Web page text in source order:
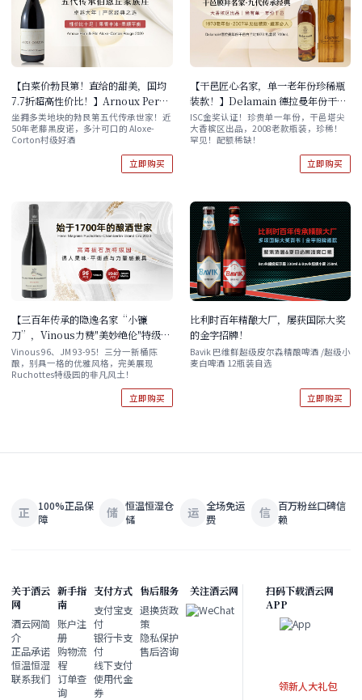
【白菜价勃艮第！直给的甜美，国均
7.7折超高性价比！】Arnoux Pere
& Fils Aloxe-Corton Rouge 2020
坐拥多类地块的勃艮第五代传承世家！近
50年老藤黑皮诺，多汁可口的 Aloxe-
Corton村级好酒
立即购买
【干邑匠心名家，单一老年份珍稀瓶
装款！】Delamain 德拉曼年份干邑
白兰地 1973 礼盒装 700mL 2008年
装瓶老版本
ISC金奖认证！珍贵单一年份，干邑塔尖
大香槟区出品，2008老款瓶装，珍稀！
罕见！配额稀缺！
立即购买
【三百年传承的隐逸名家“小镰
刀”，Vinous力赞"美妙绝伦"特级
园！】Henri Magnien
Ruchottes-Chambertin Grand
Cru 2023
Vinous 96、JM 93-95！三分一新桶陈
酿，别具一格的优雅风格，完美展现
Ruchottes特级园的非凡风土！
立即购买
比利时百年精酿大厂，屡获国际大奖
的金字招牌！
Bavik 巴维鲜超级皮尔森精酿啤酒 /超级小
麦白啤酒 12瓶装自选
立即购买
正
100%正品保
障
储 恒温恒湿仓
储
运 全场免运
费
信 百万粉丝口碑信
赖
关于酒云
网
酒云网简
介
正品承诺
恒温恒湿
联系我们
新手指
南
账户注
册
购物流
程
订单查
询
支付方式
支付宝支
付
银行卡支
付
线下支付
使用代金
券
售后服务
退换货政
策
隐私保护
售后咨询
关注酒云网
扫码下载酒云网
APP
领新人大礼包